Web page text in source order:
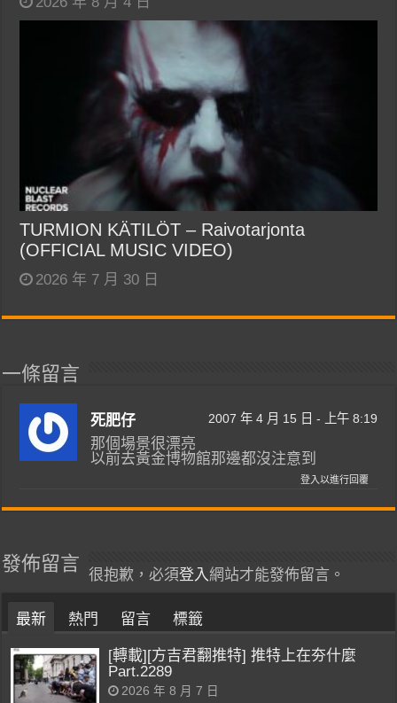
TURMION KÄTILÖT – Raivotarjonta
(OFFICIAL MUSIC VIDEO)
2026 年 7 月 30 日
一條留言
死肥仔 2007 年 4 月 15 日 - 上午 8:19
那個場景很漂亮
以前去黃金博物館那邊都沒注意到
登入以進行回覆
發佈留言
很抱歉，必須登入 網站才能發佈留言。
最新 熱門 留言 標籤
[轉載][方吉君翻推特] 推特上在夯什麼
Part.2289
2026 年 8 月 7 日